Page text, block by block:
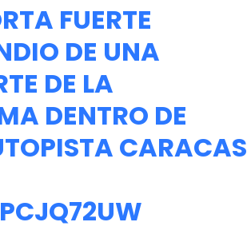
FUERTE
DE UNA
DE LA
DENTRO DE
CARACAS